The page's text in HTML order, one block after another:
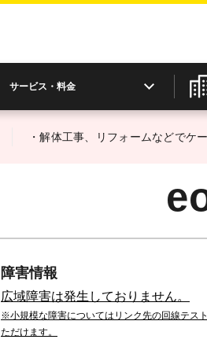
サービス・料金
・解体工事、リフォームなどでケ
障害情報
広域障害は発生しておりません。
※小規模な障害についてはリンク先の回線テス
ただけます。